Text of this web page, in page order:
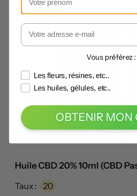
Code -25% :LECANNABISTE
Huile CBD 20% 10ml (CBD
Taux : 20
Vous préférez :
Les fleurs, résines, etc..
Les huiles, gélules, etc..
OBTENIR MON